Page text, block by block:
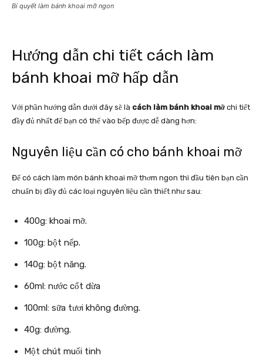
Bí quyết làm bánh khoai mỡ ngon
Hướng dẫn chi tiết cách làm
bánh khoai mỡ hấp dẫn
Với phần hướng dẫn dưới đây sẽ là cách làm bánh khoai mỡ chi tiết
đầy đủ nhất để bạn có thể vào bếp được dễ dàng hơn:
Nguyên liệu cần có cho bánh khoai mỡ
Để có cách làm món bánh khoai mỡ thơm ngon thì đầu tiên bạn cần
chuẩn bị đầy đủ các loại nguyên liệu cần thiết như sau:
400g: khoai mỡ.
100g: bột nếp.
140g: bột năng.
60ml: nước cốt dừa
100ml: sữa tươi không đường.
40g: đường.
Một chút muối tinh